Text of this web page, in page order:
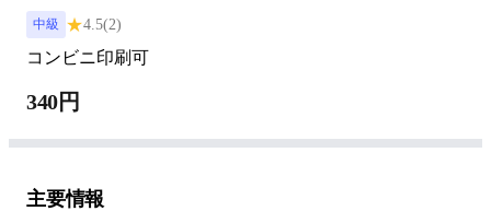
中級 ★4.5(2)
コンビニ印刷可
340円
主要情報